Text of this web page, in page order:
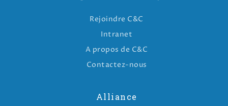
Rejoindre C&C
Intranet
A propos de C&C
Contactez-nous
Alliance